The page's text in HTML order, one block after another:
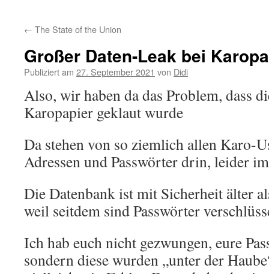
springen
← The State of the Union
Großer Daten-Leak bei
Publiziert am 27. September 2021 von Didi
Also, wir haben da das Problem, dass
Karopapier geklaut wurde
Da stehen von so ziemlich allen Karo-
Adressen und Passwörter drin, leider
Die Datenbank ist mit Sicherheit älter
weil seitdem sind Passwörter
Ich hab euch nicht gezwungen, eure
sondern diese wurden „unter der